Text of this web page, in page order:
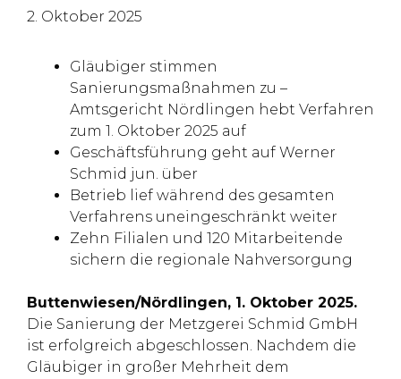
2. Oktober 2025
Gläubiger stimmen
Sanierungsmaßnahmen zu –
Amtsgericht Nördlingen hebt Verfahren
zum 1. Oktober 2025 auf
Geschäftsführung geht auf Werner
Schmid jun. über
Betrieb lief während des gesamten
Verfahrens uneingeschränkt weiter
Zehn Filialen und 120 Mitarbeitende
sichern die regionale Nahversorgung
Buttenwiesen/Nördlingen, 1. Oktober 2025.
Die Sanierung der Metzgerei Schmid GmbH
ist erfolgreich abgeschlossen. Nachdem die
Gläubiger in großer Mehrheit dem